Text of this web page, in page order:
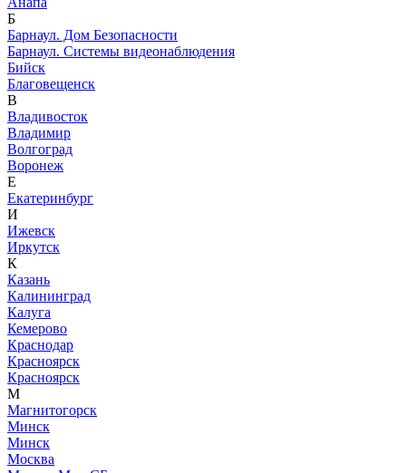
Б
Барнаул. Дом Безопасности
Барнаул. Системы видеонаблюдения
Бийск
Благовещенск
В
Владивосток
Владимир
Волгоград
Воронеж
Е
Екатеринбург
И
Ижевск
Иркутск
К
Казань
Калининград
Калуга
Кемерово
Краснодар
Красноярск
Красноярск
М
Магнитогорск
Минск
Минск
Москва